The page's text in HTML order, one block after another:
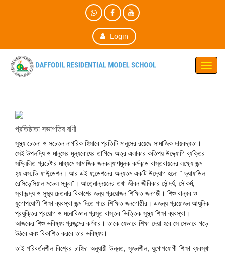
Login
প্রতিষ্ঠাতা সভাপতির বাণী
সুস্থ্য চেতনা ও সচেতন নাগরিক হিসাবে প্রতিটি মানুসের রয়েছে সামাজিক দায়বদ্ধতা।
সেই উপলদ্ধি ও মানুসের মূল্যবোধের তাগিদে অত্র এলাকার কতিপয় উদ্দ্যোগি ব্যক্তির
সম্লিলিত প্রচেষ্টার মাধ্যমে সামাজিক জনকল্যাণমূলক কর্মকান্ড বাস্তবায়নের লক্ষ্যে জন্ম
হ্য এস.ডি ফাউন্ডেশন। আর এই ফান্ডেশনের অন্যতম একটি উদ্যোগ হলো “ ড্যাফডিল
রেসিডেন্সিয়াল মডেল স্কুল"। আত্নোন্নয়নের তথা জীবন জীবিকার সৌন্দর্য, সৌকর্ম,
স্বাচ্ছন্দ্য ও সুস্থ্য চেতনার বিকাশের জন্য প্রয়োজন শিক্ষিত জনগষ্ঠী। শিশু বান্ধব ও
যুগোপযোগী শিক্ষা ব্যবস্থা জন্ম দিতে পারে শিক্ষিত জনগোষ্ঠীর। এজন্য প্রয়োজন আধুনিক
প্রযুক্তির প্রয়োগ ও মনোবিজ্ঞান প্রসূত বাস্তব ভিত্তিক সুস্থ্য শিক্ষা ব্যবস্থা।
আজকের শিশু ভবিষ্যৎ প্রজন্মের কর্ণধার। তাকে যেভাবে শিক্ষা দেয়া হবে সে সেভাবে গড়ে
উঠবে এবং বিকাশিত করবে তার ভবিষ্যৎ।
তাই পরিবর্তনশীল বিশ্বের চাহিদা অনুযায়ী উন্নত, সৃজনশীল, যুগোপযোগী শিক্ষা ব্যবস্থা